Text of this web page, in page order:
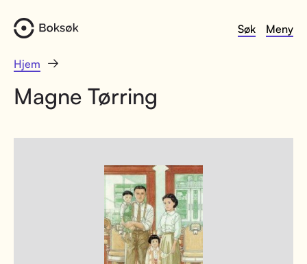
Søk Meny
Hjem
Magne Tørring